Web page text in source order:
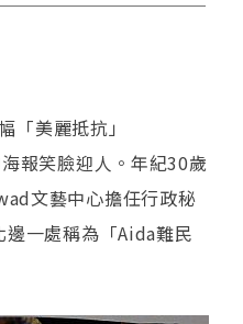
「美麗抵抗」
報笑臉迎人。年紀30歲
文藝中心擔任行政秘
一處稱為「Aida難民